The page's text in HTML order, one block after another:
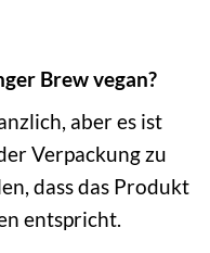
Brew vegan?
aber es ist
Verpackung zu
dass das Produkt
entspricht.